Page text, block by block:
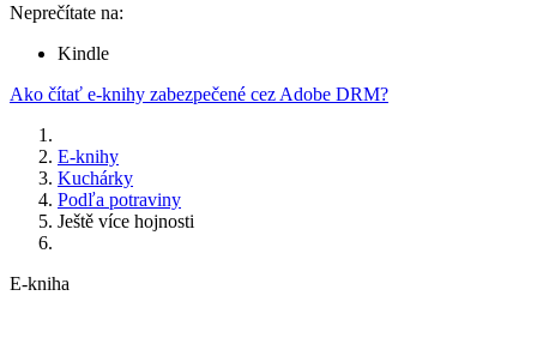
Neprečítate na:
Kindle
Ako čítať e-knihy zabezpečené cez Adobe DRM?
E-knihy
Kuchárky
Podľa potraviny
Ještě více hojnosti
E-kniha